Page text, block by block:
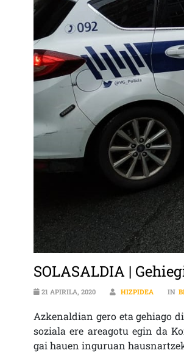
SOLASALDIA |
21 APIRILA, 2020 HIZPIDEA IN
Azkenaldian gero eta gehiago
soziala ere areagotu egin da
gai hauen inguruan